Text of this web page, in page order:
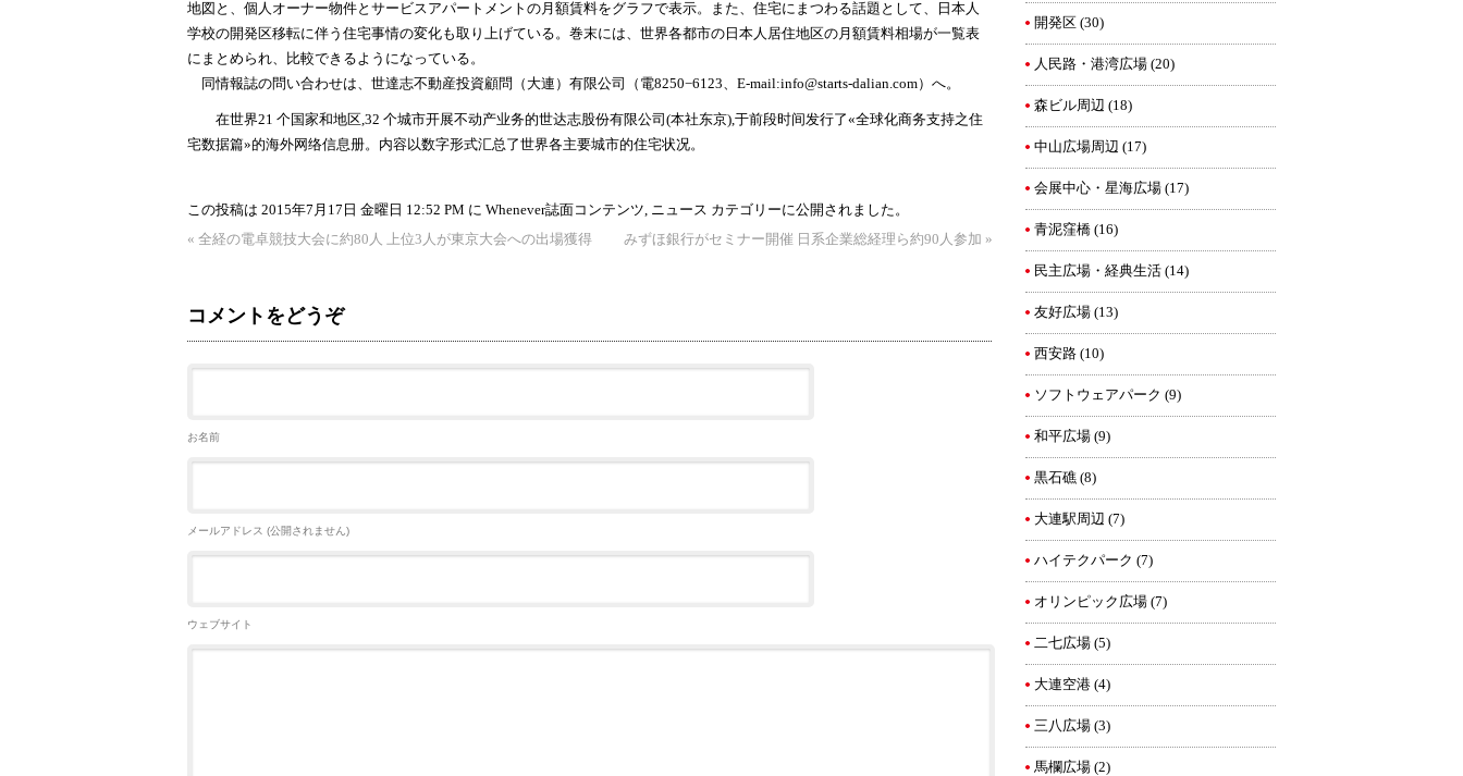
地図と、個人オーナー物件とサービスアパートメントの月額賃料をグラフで表示。また、住宅にまつわる話題として、日本人
学校の開発区移転に伴う住宅事情の変化も取り上げている。巻末には、世界各都市の日本人居住地区の月額賃料相場が一覧表
にまとめられ、比較できるようになっている。
同情報誌の問い合わせは、世達志不動産投資顧問（大連）有限公司（電8250−6123、E-mail:info@starts-dalian.com）へ。
在世界21 个国家和地区,32 个城市开展不动产业务的世达志股份有限公司(本社东京),于前段时间发行了«全球化商务支持之住
宅数据篇»的海外网络信息册。内容以数字形式汇总了世界各主要城市的住宅状况。
この投稿は 2015年7月17日 金曜日 12:52 PM に Whenever誌面コンテンツ, ニュース カテゴリーに公開されました。
« 全経の電卓競技大会に約80人 上位3人が東京大会への出場獲得 みずほ銀行がセミナー開催 日系企業総経理ら約90人参加 »
コメントをどうぞ
お名前
メールアドレス (公開されません)
ウェブサイト
開発区 (30)
人民路・港湾広場 (20)
森ビル周辺 (18)
中山広場周辺 (17)
会展中心・星海広場 (17)
青泥窪橋 (16)
民主広場・経典生活 (14)
友好広場 (13)
西安路 (10)
ソフトウェアパーク (9)
和平広場 (9)
黒石礁 (8)
大連駅周辺 (7)
ハイテクパーク (7)
オリンピック広場 (7)
二七広場 (5)
大連空港 (4)
三八広場 (3)
馬欄広場 (2)